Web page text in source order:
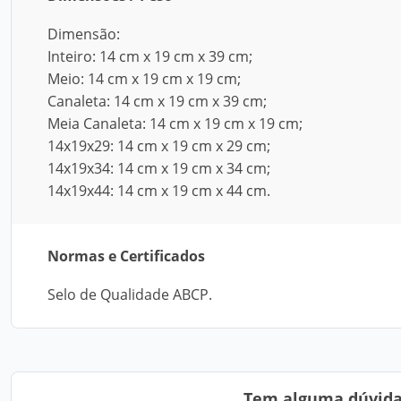
Dimensão:
Inteiro: 14 cm x 19 cm x 39 cm;
Meio: 14 cm x 19 cm x 19 cm;
Canaleta: 14 cm x 19 cm x 39 cm;
Meia Canaleta: 14 cm x 19 cm x 19 cm;
14x19x29: 14 cm x 19 cm x 29 cm;
14x19x34: 14 cm x 19 cm x 34 cm;
14x19x44: 14 cm x 19 cm x 44 cm.
Normas e Certificados
Selo de Qualidade ABCP.